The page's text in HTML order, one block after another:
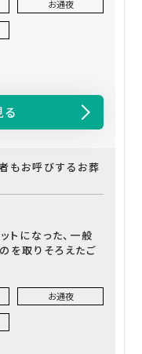
お通夜
もお呼びするお葬
トになった、一般
を取りそろえたご
お通夜